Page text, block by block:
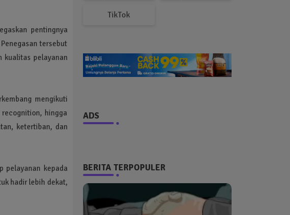
pentingnya
tersebut
kualitas pelayanan
mengikuti
hingga
ketertiban, dan
pelayanan kepada
hadir lebih dekat,
TikTok
ADS
BERITA TERPOPULER